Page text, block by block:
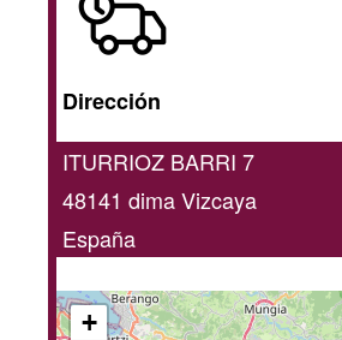
domicilio
online
Dirección
ITURRIOZ BARRI 7
48141 dimaVizcaya
España
+